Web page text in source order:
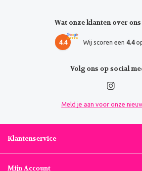
Wat onze klanten over
4.4 Wij scoren een 4.4
Volg ons op social
Meld je aan voor onze
Klantenservice
Mijn Account